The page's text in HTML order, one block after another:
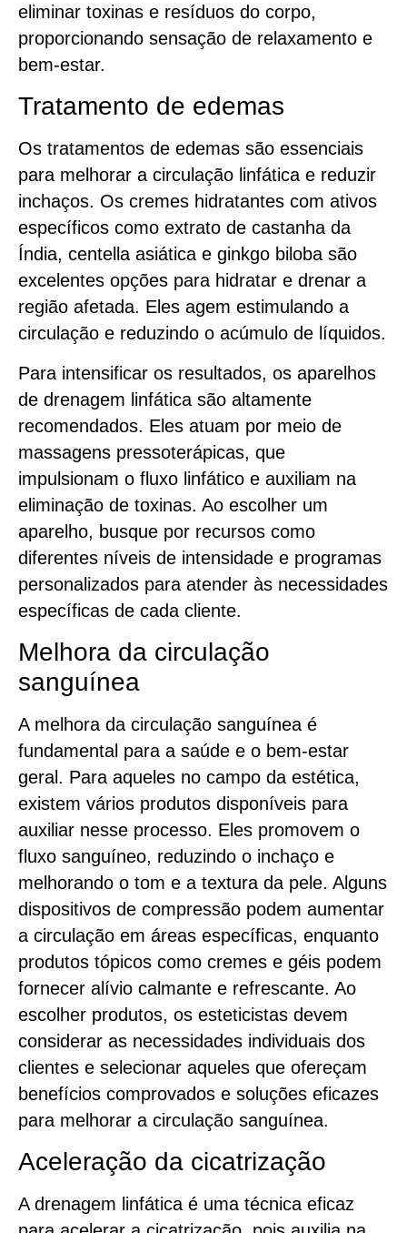
eliminar toxinas e resíduos do corpo,
proporcionando sensação de relaxamento e
bem-estar.
Tratamento de edemas
Os tratamentos de edemas são essenciais
para melhorar a circulação linfática e reduzir
inchaços. Os cremes hidratantes com ativos
específicos como extrato de castanha da
Índia, centella asiática e ginkgo biloba são
excelentes opções para hidratar e drenar a
região afetada. Eles agem estimulando a
circulação e reduzindo o acúmulo de líquidos.
Para intensificar os resultados, os aparelhos
de drenagem linfática são altamente
recomendados. Eles atuam por meio de
massagens pressoterápicas, que
impulsionam o fluxo linfático e auxiliam na
eliminação de toxinas. Ao escolher um
aparelho, busque por recursos como
diferentes níveis de intensidade e programas
personalizados para atender às necessidades
específicas de cada cliente.
Melhora da circulação
sanguínea
A melhora da circulação sanguínea é
fundamental para a saúde e o bem-estar
geral. Para aqueles no campo da estética,
existem vários produtos disponíveis para
auxiliar nesse processo. Eles promovem o
fluxo sanguíneo, reduzindo o inchaço e
melhorando o tom e a textura da pele. Alguns
dispositivos de compressão podem aumentar
a circulação em áreas específicas, enquanto
produtos tópicos como cremes e géis podem
fornecer alívio calmante e refrescante. Ao
escolher produtos, os esteticistas devem
considerar as necessidades individuais dos
clientes e selecionar aqueles que ofereçam
benefícios comprovados e soluções eficazes
para melhorar a circulação sanguínea.
Aceleração da cicatrização
A drenagem linfática é uma técnica eficaz